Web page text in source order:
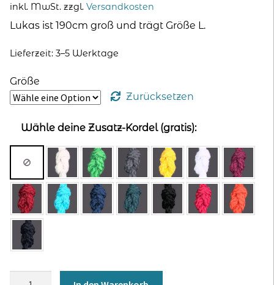
inkl. MwSt. zzgl. Versandkosten
Lukas ist 190cm groß und trägt Größe L.
Lieferzeit: 3–5 Werktage
Größe
Zurücksetzen
Wähle deine Zusatz-Kordel (gratis):